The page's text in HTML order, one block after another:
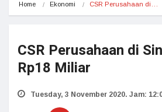
Home Ekonomi CSR Perusahaan di…
CSR Perusahaan di
Rp18 Miliar
Tuesday, 3 November 2020. Jam: